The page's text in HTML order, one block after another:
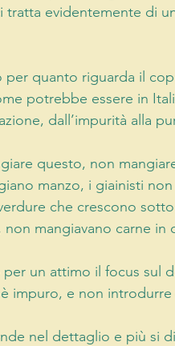
tratta evidentemente di
per quanto riguarda il
potrebbe essere in
dall’impurità alla
questo, non
manzo, i giainisti
che crescono
non mangiavano carne in
per un attimo il focus sul
impuro, e non introdurre
nel dettaglio e più si